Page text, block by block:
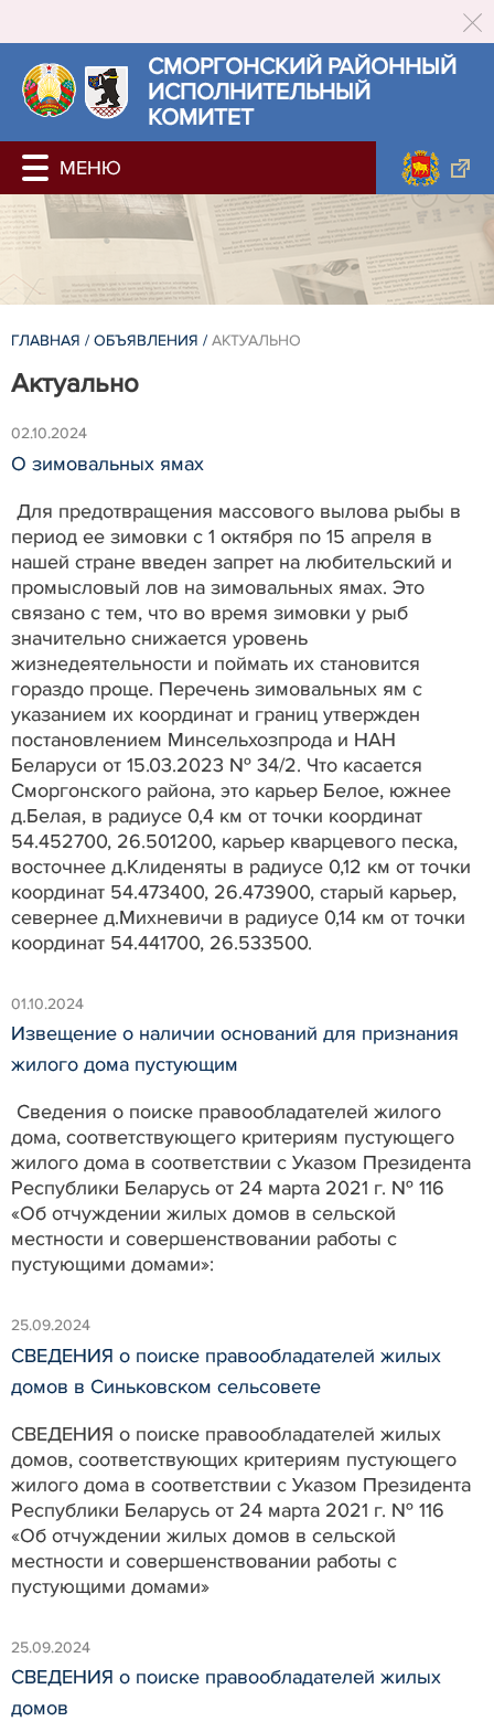
СМОРГОНСКИЙ РАЙОННЫЙ
ИСПОЛНИТЕЛЬНЫЙ
КОМИТЕТ
ГЛАВНАЯ / ОБЪЯВЛЕНИЯ / АКТУАЛЬНО
Актуально
02.10.2024
О зимовальных ямах
Для предотвращения массового вылова рыбы в
период ее зимовки с 1 октября по 15 апреля в
нашей стране введен запрет на любительский и
промысловый лов на зимовальных ямах. Это
связано с тем, что во время зимовки у рыб
значительно снижается уровень
жизнедеятельности и поймать их становится
гораздо проще. Перечень зимовальных ям с
указанием их координат и границ утвержден
постановлением Минсельхозпрода и НАН
Беларуси от 15.03.2023 № 34/2. Что касается
Сморгонского района, это карьер Белое, южнее
д.Белая, в радиусе 0,4 км от точки координат
54.452700, 26.501200, карьер кварцевого песка,
восточнее д.Клиденяты в радиусе 0,12 км от точки
координат 54.473400, 26.473900, старый карьер,
севернее д.Михневичи в радиусе 0,14 км от точки
координат 54.441700, 26.533500.
01.10.2024
Извещение о наличии оснований для признания
жилого дома пустующим
Сведения о поиске правообладателей жилого
дома, соответствующего критериям пустующего
жилого дома в соответствии с Указом Президента
Республики Беларусь от 24 марта 2021 г. № 116
«Об отчуждении жилых домов в сельской
местности и совершенствовании работы с
пустующими домами»:
25.09.2024
СВЕДЕНИЯ о поиске правообладателей жилых
домов в Синьковском сельсовете
СВЕДЕНИЯ о поиске правообладателей жилых
домов, соответствующих критериям пустующего
жилого дома в соответствии с Указом Президента
Республики Беларусь от 24 марта 2021 г. № 116
«Об отчуждении жилых домов в сельской
местности и совершенствовании работы с
пустующими домами»
25.09.2024
СВЕДЕНИЯ о поиске правообладателей жилых
домов